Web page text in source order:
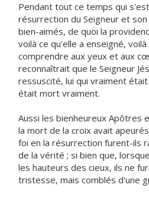
Pendant tout ce temps qui
résurrection du Seigneur et
bien-aimés, de quoi la
voilà ce qu'elle a enseigné,
comprendre aux yeux et aux
reconnaîtrait que le Seigneur
ressuscité, lui qui vraiment
était mort vraiment.
Aussi les bienheureux Apôtres
la mort de la croix avait
foi en la résurrection furent-ils
de la vérité ; si bien que,
les hauteurs des cieux, ils ne
tristesse, mais comblés d'une